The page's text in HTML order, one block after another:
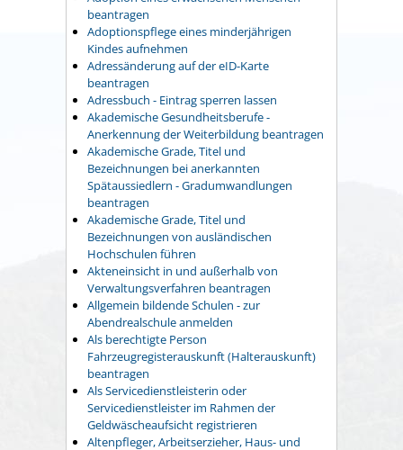
beantragen
Adoptionspflege eines minderjährigen
Kindes aufnehmen
Adressänderung auf der eID-Karte
beantragen
Adressbuch - Eintrag sperren lassen
Akademische Gesundheitsberufe -
Anerkennung der Weiterbildung beantragen
Akademische Grade, Titel und
Bezeichnungen bei anerkannten
Spätaussiedlern - Gradumwandlungen
beantragen
Akademische Grade, Titel und
Bezeichnungen von ausländischen
Hochschulen führen
Akteneinsicht in und außerhalb von
Verwaltungsverfahren beantragen
Allgemein bildende Schulen - zur
Abendrealschule anmelden
Als berechtigte Person
Fahrzeugregisterauskunft (Halterauskunft)
beantragen
Als Servicedienstleisterin oder
Servicedienstleister im Rahmen der
Geldwäscheaufsicht registrieren
Altenpfleger, Arbeitserzieher, Haus- und